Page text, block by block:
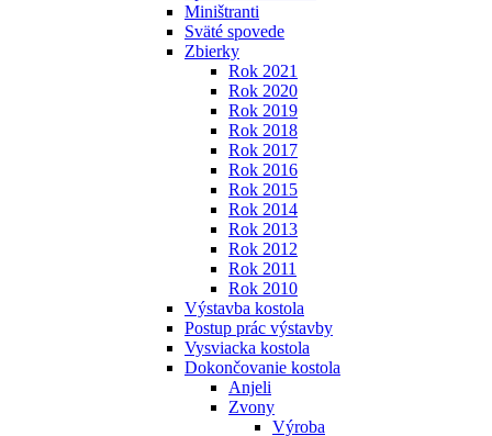
Miništranti
Sväté spovede
Zbierky
Rok 2021
Rok 2020
Rok 2019
Rok 2018
Rok 2017
Rok 2016
Rok 2015
Rok 2014
Rok 2013
Rok 2012
Rok 2011
Rok 2010
Výstavba kostola
Postup prác výstavby
Vysviacka kostola
Dokončovanie kostola
Anjeli
Zvony
Výroba